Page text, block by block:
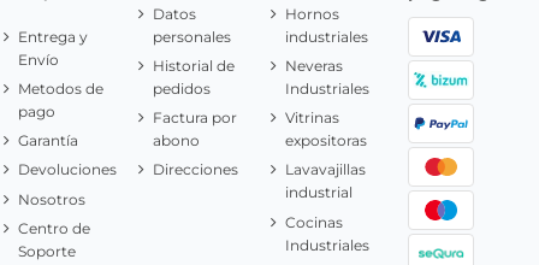
Entrega y
Envío
Metodos de
pago
Garantía
Devoluciones
Nosotros
Centro de
Soporte
Datos
personales
Historial de
pedidos
Factura por
abono
Direcciones
Hornos
industriales
Neveras
Industriales
Vitrinas
expositoras
Lavavajillas
industrial
Cocinas
Industriales